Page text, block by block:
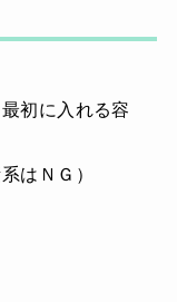
初に入れる容
はＮＧ）